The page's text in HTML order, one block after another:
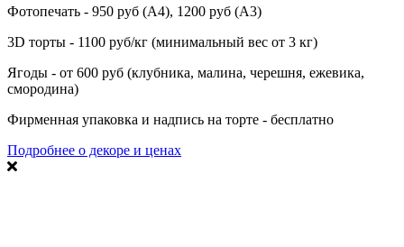
Фотопечать - 950 руб (А4), 1200 руб (А3)
3D торты - 1100 руб/кг (минимальный вес от 3 кг)
Ягоды - от 600 руб (клубника, малина, черешня, ежевика,
смородина)
Фирменная упаковка и надпись на торте - бесплатно
Подробнее о декоре и ценах